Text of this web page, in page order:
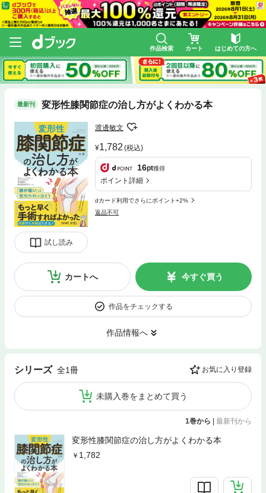
作品検索 カート はじめての方へ
最新刊 変形性膝関節症の治し方がよくわかる本
試し読み
渡邊敏文
1,782 (税込)
16pt獲得
ポイント詳細
dカード利用でさらにポイント+2%
返品不可
カートへ 今すぐ買う
作品をチェックする
作品情報へ
シリーズ 全1冊 お気に入り登録
未購入巻をまとめて買う
1巻から | 最新刊から
変形性膝関節症の治し方がよくわかる本
1,782